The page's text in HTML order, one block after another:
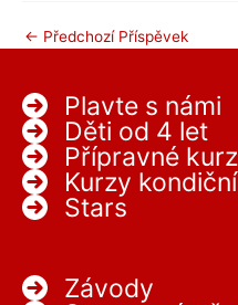
← Předchozí Příspěvek
Plavte s námi
Děti od 4 let
Přípravné
Kurzy
Stars
Závody